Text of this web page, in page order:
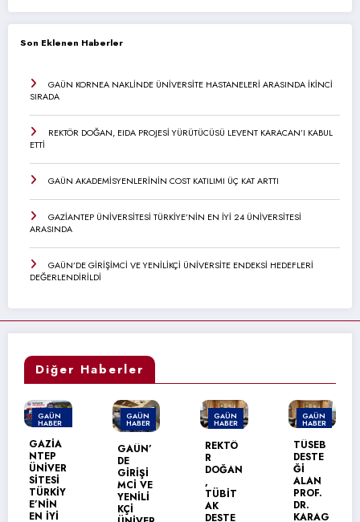
Son Eklenen Haberler
GAÜN KORNEA NAKLİNDE ÜNİVERSİTE HASTANELERİ ARASINDA İKİNCİ
SIRADA
REKTÖR DOĞAN, EIDA PROJESİ YÜRÜTÜCÜSÜ LEVENT KARACAN’I KABUL
ETTİ
GAÜN AKADEMİSYENLERİNİN COST KATILIMI ÜÇ KAT ARTTI
GAZİANTEP ÜNİVERSİTESİ TÜRKİYE’NİN EN İYİ 24 ÜNİVERSİTESİ
ARASINDA
GAÜN’DE GİRİŞİMCİ VE YENİLİKÇİ ÜNİVERSİTE ENDEKSİ HEDEFLERİ
DEĞERLENDİRİLDİ
Diğer Haberler
HABER
GAÜN’
DE
GİRİŞİ
MCİ VE
YENİLİ
KÇİ
GAÜN
HABER
REKTÖ
DOĞAN
,
TÜBİT
DESTE
GAÜN
HABER
TÜSEB
Ğİ
PROF.
KARAG
GAÜN
HABER
GAÜN
TEKNİK
ER
MESLEK
YÜKSEK